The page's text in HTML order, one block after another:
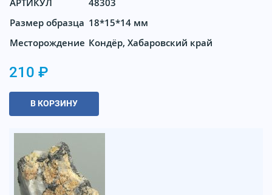
Размер образца 18*15*14 мм
Месторождение Кондёр, Хабаровский край
210 ₽
В КОРЗИНУ